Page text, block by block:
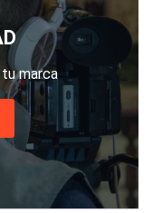
marca